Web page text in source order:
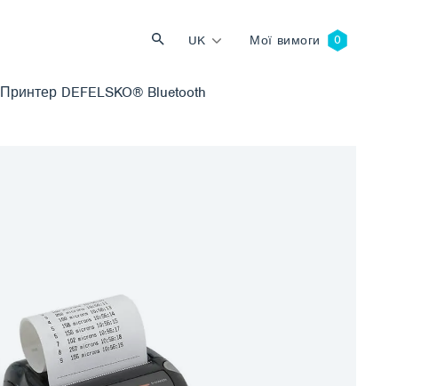
UK Мої вимоги
Принтер DEFELSKO® Bluetooth